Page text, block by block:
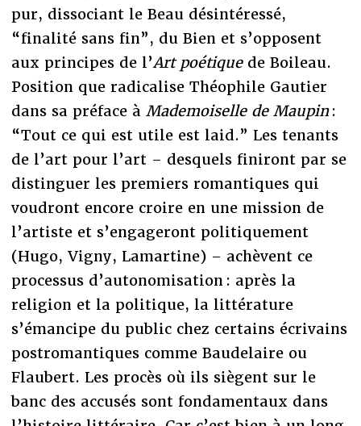
pur, dissociant le Beau désintéressé,
“finalité sans fin”, du Bien et s’opposent
aux principes de l’Art poétiquede Boileau.
Position que radicalise Théophile Gautier
dans sa préface à Mademoiselle de Maupin:
“Tout ce qui est utile est laid.” Les tenants
de l’art pour l’art – desquels finiront par se
distinguer les premiers romantiques qui
voudront encore croire en une mission de
l’artiste et s’engageront politiquement
(Hugo, Vigny, Lamartine) – achèvent ce
processus d’autonomisation : après la
religion et la politique, la littérature
s’émancipe du public chez certains écrivains
postromantiques comme Baudelaire ou
Flaubert. Les procès où ils siègent sur le
banc des accusés sont fondamentaux dans